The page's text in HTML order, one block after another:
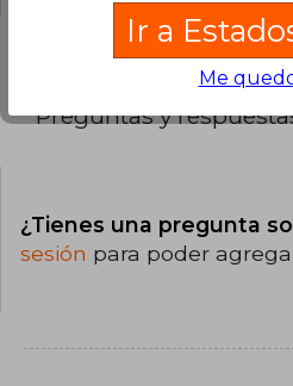
Preguntas y
¿Tienes una pregunta
sesión para poder
Ir a
Me